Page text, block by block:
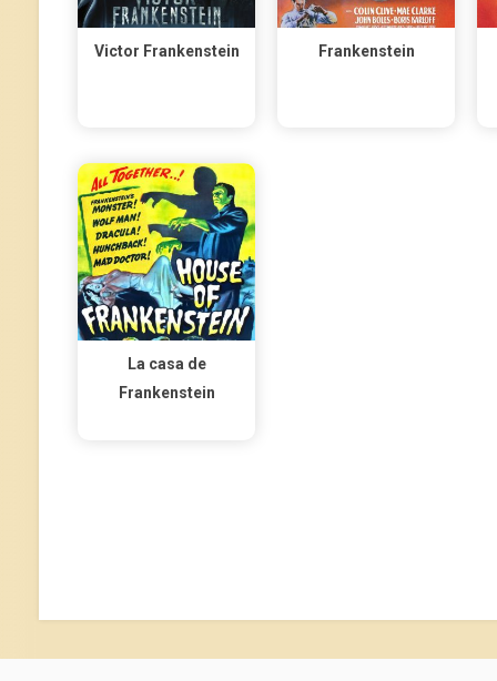
Victor Frankenstein Frankenstein
La casa de
Frankenstein